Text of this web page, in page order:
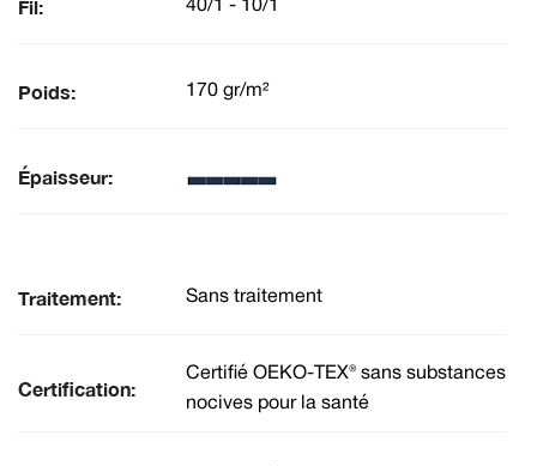
Fil: 40/1 - 10/1
Poids: 170 gr/m²
Épaisseur:
Traitement: Sans traitement
Certification:
Certifié OEKO-TEX® sans substances
nocives pour la santé